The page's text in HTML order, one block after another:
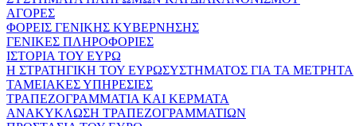
ΑΓΟΡΕΣ
ΦΟΡΕΙΣ ΓΕΝΙΚΗΣ ΚΥΒΕΡΝΗΣΗΣ
ΓΕΝΙΚΕΣ ΠΛΗΡΟΦΟΡΙΕΣ
ΙΣΤΟΡΙΑ ΤΟΥ ΕΥΡΩ
Η ΣΤΡΑΤΗΓΙΚΗ ΤΟΥ ΕΥΡΩΣΥΣΤΗΜΑΤΟΣ ΓΙΑ ΤΑ ΜΕΤΡΗΤΑ
ΤΑΜΕΙΑΚΕΣ ΥΠΗΡΕΣΙΕΣ
ΤΡΑΠΕΖΟΓΡΑΜΜΑΤΙΑ ΚΑΙ ΚΕΡΜΑΤΑ
ΑΝΑΚΥΚΛΩΣΗ ΤΡΑΠΕΖΟΓΡΑΜΜΑΤΙΩΝ